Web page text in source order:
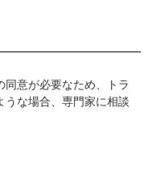
意が必要なため、トラ
うな場合、専門家に相談